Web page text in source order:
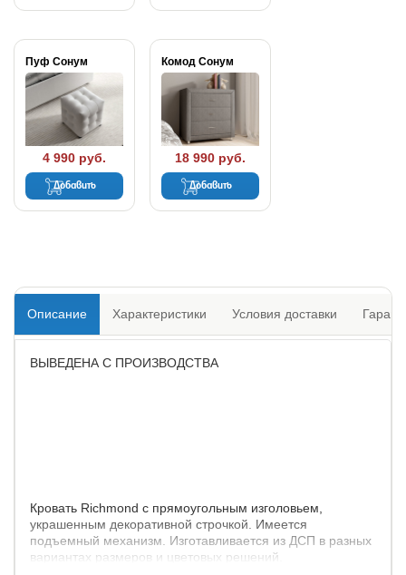
Пуф Сонум
4 990 руб.
Добавить
Комод Сонум
18 990 руб.
Добавить
Описание Характеристики Условия доставки
ВЫВЕДЕНА С ПРОИЗВОДСТВА
Кровать Richmond с прямоугольным изголовьем,
украшенным декоративной строчкой. Имеется
подъемный механизм. Изготавливается из ДСП в разных
вариантах размеров и цветовых решений.